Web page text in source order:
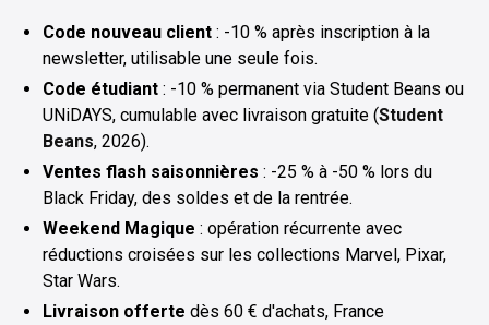
Code nouveau client : -10 % après inscription à la
newsletter, utilisable une seule fois.
Code étudiant : -10 % permanent via Student Beans ou
UNiDAYS, cumulable avec livraison gratuite (Student
Beans, 2026).
Ventes flash saisonnières : -25 % à -50 % lors du
Black Friday, des soldes et de la rentrée.
Weekend Magique : opération récurrente avec
réductions croisées sur les collections Marvel, Pixar,
Star Wars.
Livraison offerte dès 60 € d'achats, France